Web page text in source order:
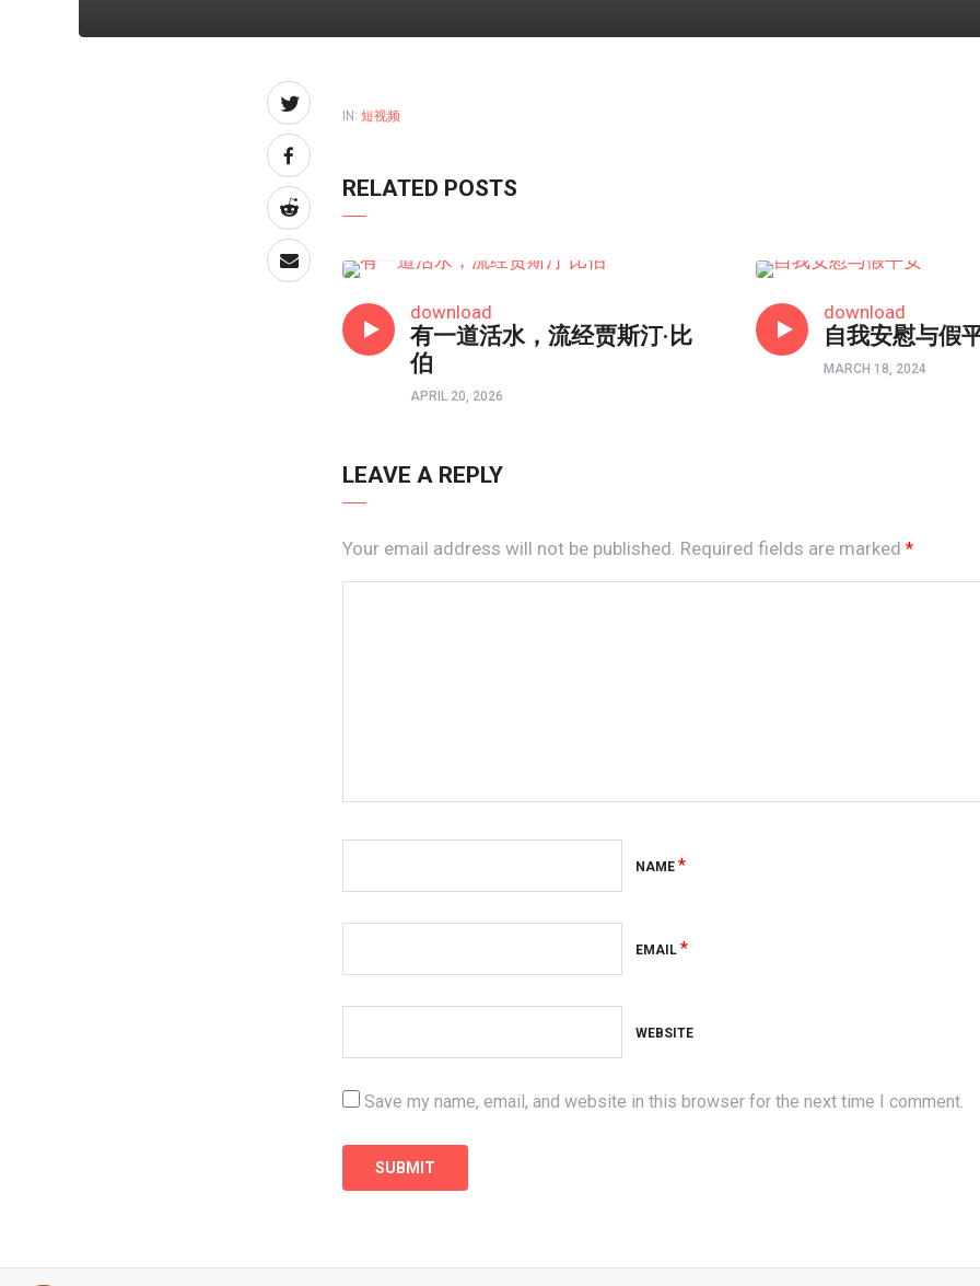
IN: 短视频
RELATED POSTS
download
有一道活水，流经贾斯汀·比
伯
APRIL 20, 2026
download
自我安慰与假
MARCH 18, 2024
LEAVE A REPLY
Your email address will not be published. Required fields are marked *
NAME*
EMAIL*
WEBSITE
Save my name, email, and website in this browser for the next time I comment.